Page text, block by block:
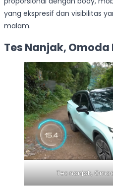
yang ekspresif dan visibilitas
malam.
Tes Nanjak, Omoda
Tes nanjak,